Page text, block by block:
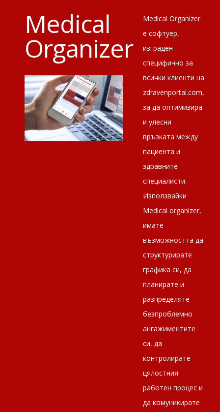
Medical
Organizer
Medical Organizer
е софтуер,
изграден
специфично за
всички клиенти на
zdravenportal.com,
за да оптимизира
и улесни
връзката между
пациента и
здравните
специалисти.
Използвайки
Medical оrganizer,
имате
възможността да
структурирате
графика си, да
планирате и
разпределяте
безпроблемно
ангажиментите
си, да
контролирате
цялостния
работен процес и
да комуникирате